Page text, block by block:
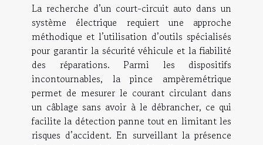
La recherche d’un court-circuit auto dans un
système électrique requiert une approche
méthodique et l’utilisation d’outils spécialisés
pour garantir la sécurité véhicule et la fiabilité
des réparations. Parmi les dispositifs
incontournables, la pince ampèremétrique
permet de mesurer le courant circulant dans
un câblage sans avoir à le débrancher, ce qui
facilite la détection panne tout en limitant les
risques d’accident. En surveillant la présence